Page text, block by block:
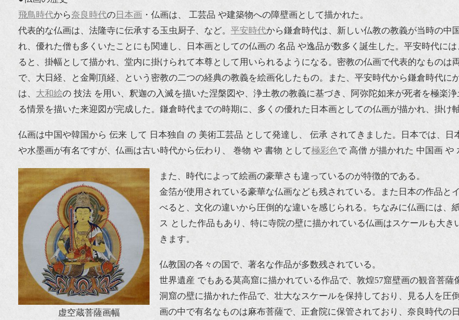
飛鳥時代から奈良時代の 日本画 ・仏画は、 工芸品 や建築物への障壁画として描かれた。
代表的な仏画は、法隆寺に伝承する玉虫厨子、など。 平安時代から鎌倉時代は、新しい仏教の教義が当時の中
れ、優れた僧も多くいたことにも関連し、日本画としての仏画の 名品 や逸品が数多く誕生した。平安時代に
ると、掛幅として描かれ、堂内に掛けられて本尊として用いられるようになる。密教の仏画で代表的なものは
で、大日経、と金剛頂経、という密教の二つの経典の教義を絵画化したもの。また、平安時代から鎌倉時代に
は、 大和絵の 技法 を用い、釈迦の入滅を描いた涅槃図や、浄土教の教義に基づき、阿弥陀如来が死者を極楽
る情景を描いた来迎図が完成した。鎌倉時代までの時期に、多くの優れた日本画としての仏画が描かれ、掛け
仏画は中国や韓国から 伝来 して 日本独自 の 美術工芸品 として発達し、 伝承 されてきました。日本では、
や水墨画が有名ですが、仏画は古い時代から伝わり、 巻物 や 書物 として極彩色で 高僧 が描かれた 中国画 や
虚空蔵菩薩画幅
また、時代によって絵画の豪華さも違っているのが特徴的である。
金箔が使用されている豪華な仏画なども残されている。また日本の作品と
べると、文化の違いから圧倒的な違いを感じられる。ちなみに仏画には、
ス とした作品もあり、特に寺院の壁に描かれている仏画はスケールも大
きます。
仏教国の各々の国で、著名な作品が多数残されている。
世界遺産 でもある莫高窟に描かれている作品で、敦煌57窟壁画の観音菩薩
洞窟の壁に描かれた作品で、壮大なスケールを保持しており、見る人を圧
画の中で有名なものは麻布菩薩で、正倉院に保管されており、奈良時代の